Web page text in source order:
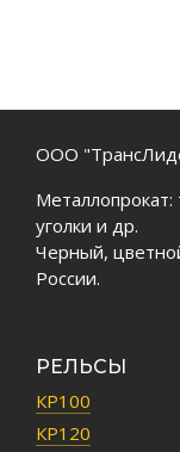
ООО
уголки и др.
Черный,
России.
РЕЛЬСЫ
КР100
КР120